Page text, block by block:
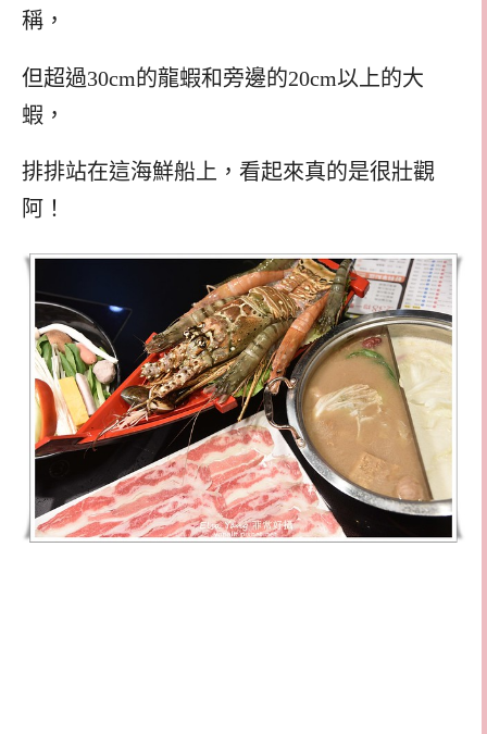
稱，
但超過30cm的龍蝦和旁邊的20cm以上的大
蝦，
排排站在這海鮮船上，看起來真的是很壯觀
阿！